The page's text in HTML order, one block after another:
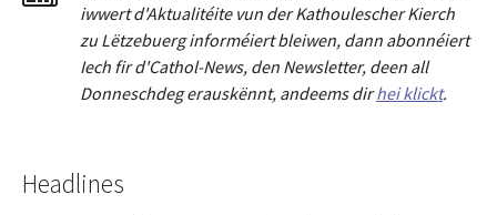
iwwert d'Aktualitéite vun der Kathoulescher Kierch
zu Lëtzebuerg informéiert bleiwen, dann abonnéiert
Iech fir d'Cathol-News, den Newsletter, deen all
Donneschdeg erauskënnt, andeems dirhei klickt.
Headlines